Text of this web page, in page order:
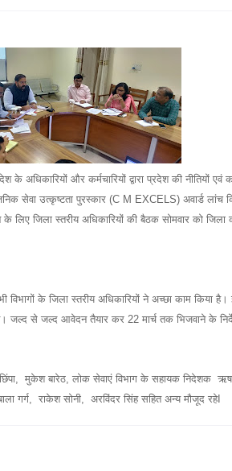
अधिकारियों और कर्मचारियों द्वारा प्रदेश की नीतियों
सेवा उत्कृष्टता पुरस्कार (C M EXCELS) अवार्ड लांच
जिला स्तरीय अधिकारियों की बैठक सोमवार को जिला
के जिला स्तरीय अधिकारियों ने अच्छा काम किया
जल्द से जल्द आवेदन तैयार कर 22 मार्च तक भिजवाने के
मुकेश बारेठ, लोक सेवाएं विभाग के सहायक निदेशक
गर्ग, राकेश सोनी, अरविंदर सिंह सहित अन्य मौजूद रहेI